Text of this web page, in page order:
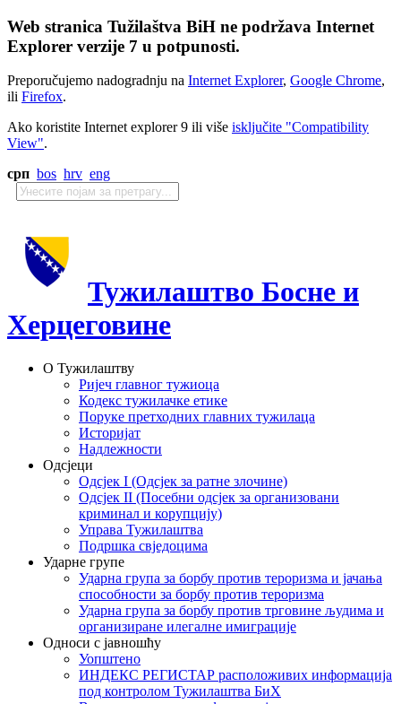
Web stranica Tužilaštva BiH ne podržava Internet
Explorer verzije 7 u potpunosti.
Preporučujemo nadogradnju na Internet Explorer, Google Chrome,
ili Firefox.
Ako koristite Internet explorer 9 ili više isključite "Compatibility
View".
срп bos hrv eng
Тужилаштво Босне и
Херцеговине
О Тужилаштву
Ријеч главног тужиоца
Кодекс тужилачке етике
Поруке претходних главних тужилаца
Историјат
Надлежности
Одсјеци
Одсјек I (Одсјек за ратне злочине)
Одсјек II (Посебни одсјек за организовани
криминал и корупцију)
Управа Тужилаштва
Подршка свједоцима
Ударне групе
Ударна група за борбу против тероризма и јачања
способности за борбу против тероризма
Ударна група за борбу против трговине људима и
организиране илегалне имиграције
Односи с јавношћу
Уопштено
ИНДЕКС РЕГИСТАР расположивих информација
под контролом Тужилаштва БиХ